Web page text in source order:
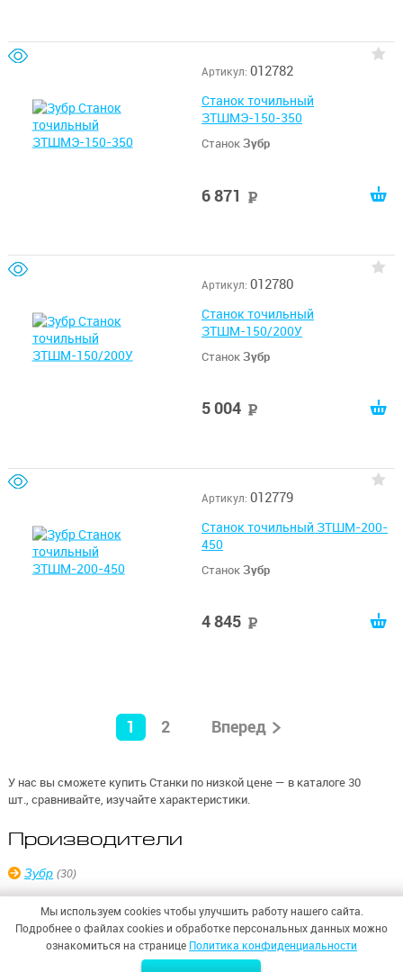
Артикул: 012782
Станок точильный
ЗТШМЭ-150-350
СтанокЗубр
6 871
Артикул: 012780
Станок точильный
ЗТШМ-150/200У
СтанокЗубр
5 004
Артикул: 012779
Станок точильный ЗТШМ-200-
450
СтанокЗубр
4 845
1 2 Вперед
У нас вы сможете купить Станки по низкой цене — в каталоге 30
шт., сравнивайте, изучайте характеристики.
Производители
Зубр (30)
ООО «СИНТЕЗ БЕЗОПАСНОСТИ»
Мы используем cookies чтобы улучшить работу нашего сайта.
Подробнее о файлах cookies и обработке персональных данных можно
ознакомиться на странице Политика конфиденциальности